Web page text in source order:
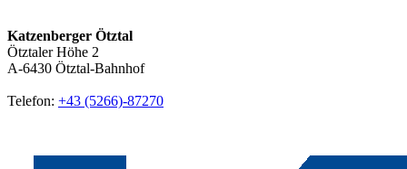
Katzenberger Ötztal
Ötztaler Höhe 2
A-6430 Ötztal-Bahnhof
Telefon: +43 (5266)-87270